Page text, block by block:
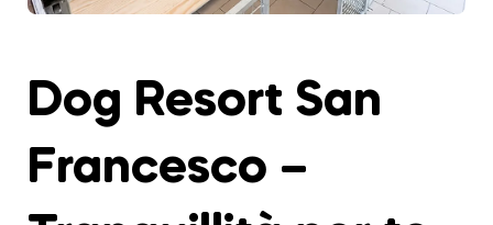
Dog Resort San
Francesco –